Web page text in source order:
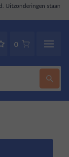
Uitzonderingen staan
0